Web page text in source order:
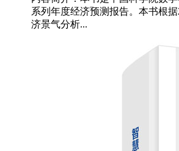
系列年度经济预测报告。本书根
济景气分析...